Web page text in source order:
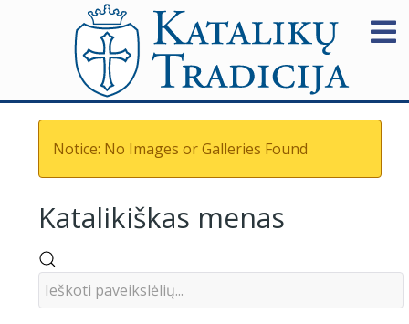
Notice: No Images or Galleries Found
Katalikiškas menas